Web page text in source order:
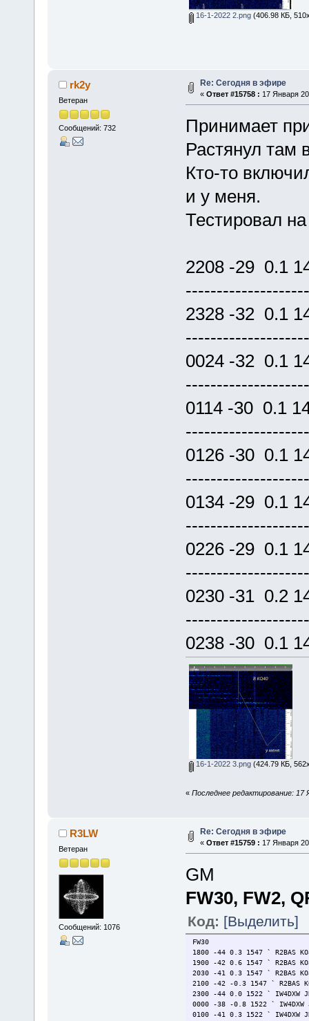
16-1-2022 2.png(406.98 КБ,
rk2y
Ветеран
Сообщений: 732
Re: Сегодня в эфире
« Ответ #15758 : 17 Января
Принимает
Растянул там
Кто-то
и у меня.
Тестировал
2208 -29 0.1
2328 -32 0.1
0024 -32 0.1
0114 -30 0.1
0126 -30 0.1
0134 -29 0.1
0226 -29 0.1
0230 -31 0.2
0238 -30 0.1
16-1-2022 3.png(424.79 КБ,
« Последнее редактирование: 17
R3LW
Ветеран
Сообщений: 1076
Re: Сегодня в эфире
« Ответ #15759 : 17 Января
GM
FW30, FW2,
Код: [Выделить]
FW30
1800 -44 0.3 1547 ` R2BAS
1900 -42 0.6 1547 ` R2BAS
2030 -41 0.3 1547 ` R2BAS
2100 -42 -0.3 1547 ` R2BAS
2300 -44 0.0 1522 ` IW4DXW
0000 -38 -0.8 1522 ` IW4DXW
0100 -41 0.3 1522 ` IW4DXW